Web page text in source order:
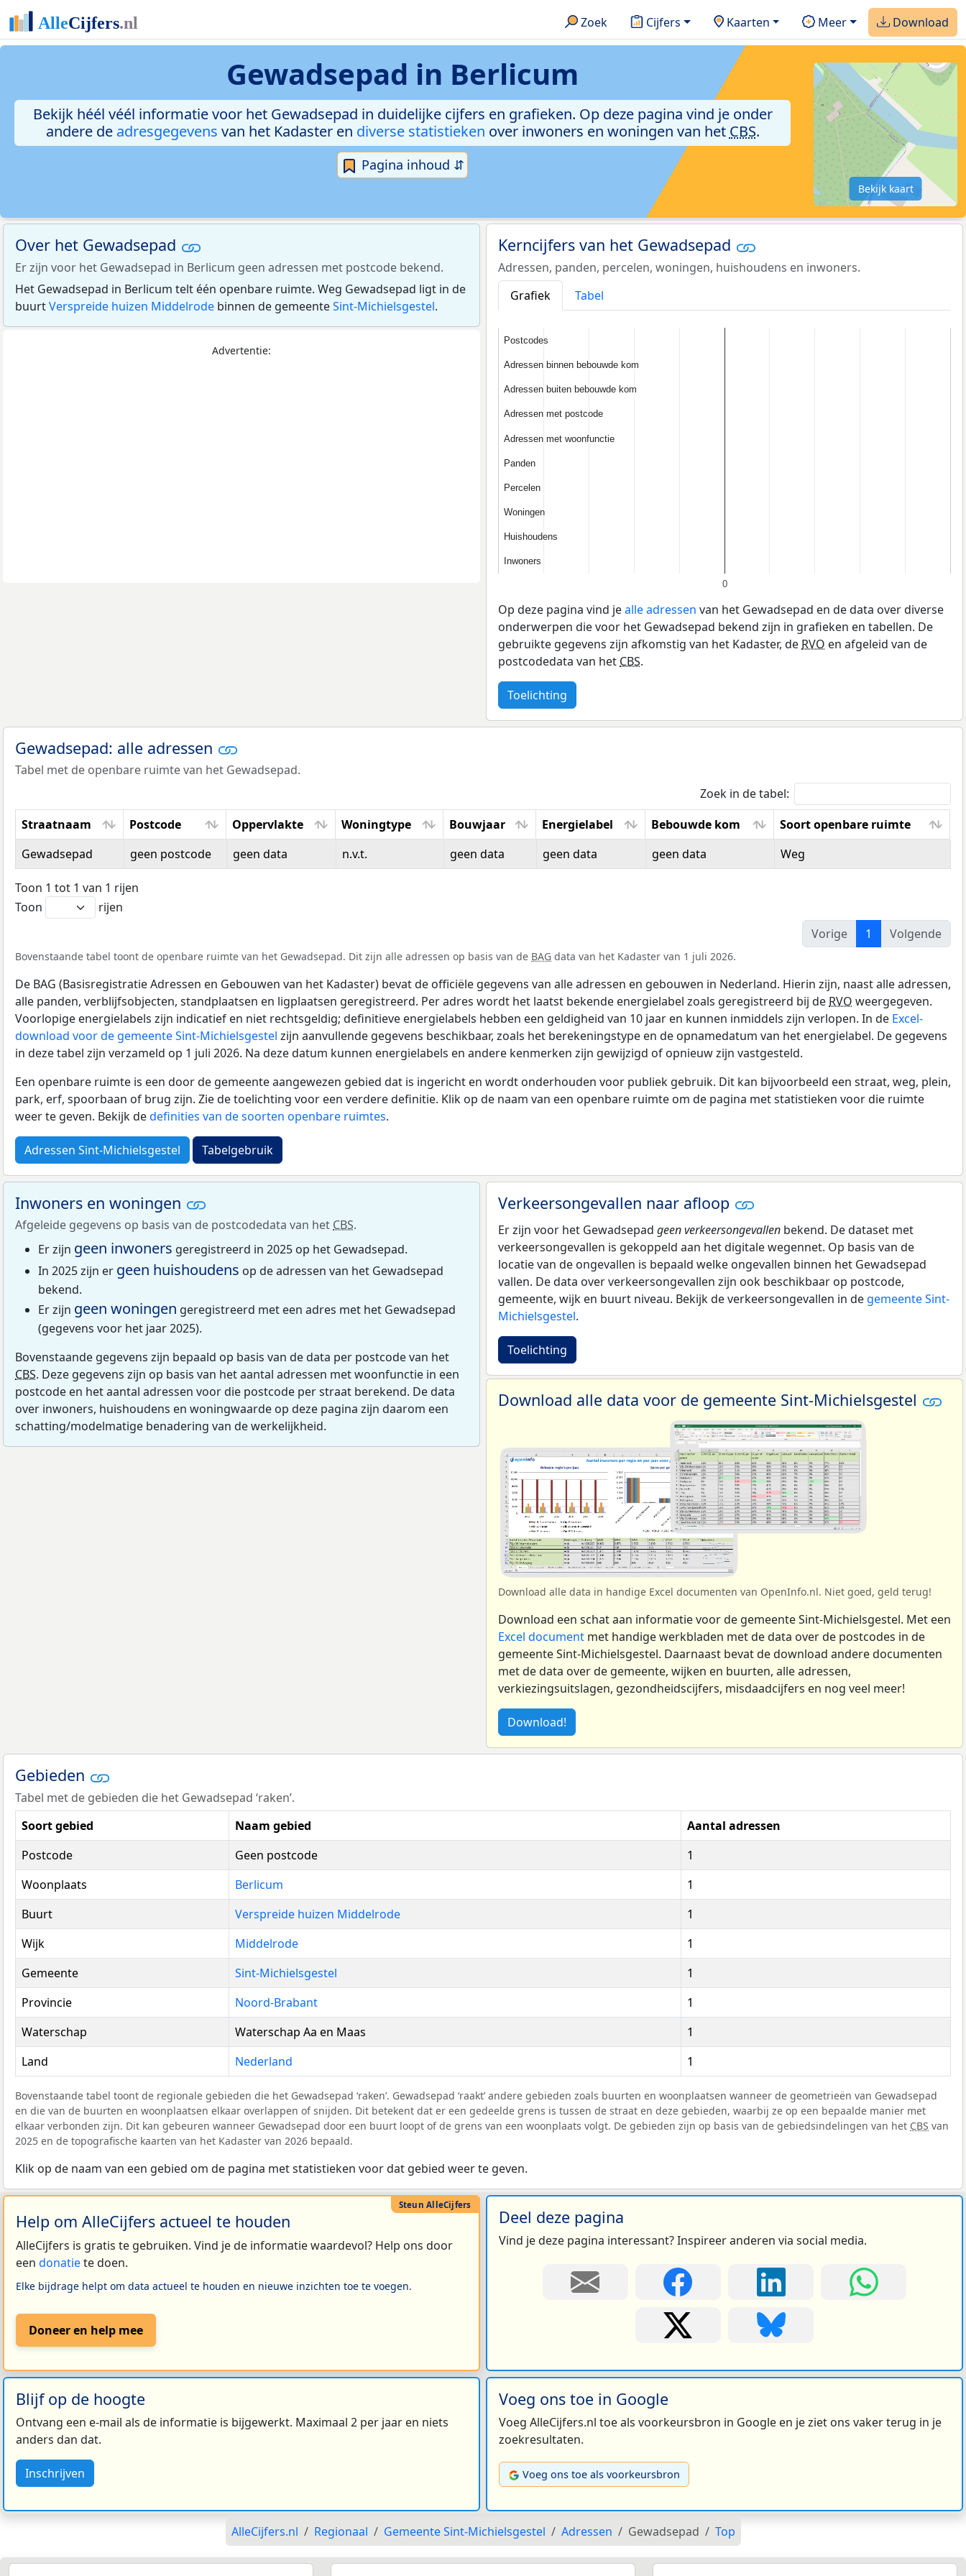
Zoek Cijfers Kaarten Meer Download
Gewadsepad in Berlicum
Bekijk héél véél informatie voor het Gewadsepad in duidelijke cijfers en grafieken. Op deze pagina vind je onder
andere de adresgegevens van het Kadaster en diverse statistieken over inwoners en woningen van het CBS.
Pagina inhoud ⇵
Bekijk kaart
Over het Gewadsepad
Er zijn voor het Gewadsepad in Berlicum geen adressen met postcode bekend.
Het Gewadsepad in Berlicum telt één openbare ruimte. Weg Gewadsepad ligt in de
buurtVerspreide huizen Middelrode binnen de gemeenteSint-Michielsgestel.
Advertentie:
Kerncijfers van het Gewadsepad
Adressen, panden, percelen, woningen, huishoudens en inwoners.
Grafiek
Tabel
0
Postcodes
Postcodes
Adressen binnen bebouwde kom
Adressen binnen bebouwde kom
Adressen buiten bebouwde kom
Adressen buiten bebouwde kom
Adressen met postcode
Adressen met postcode
Adressen met woonfunctie
Adressen met woonfunctie
Panden
Panden
Percelen
Percelen
Woningen
Woningen
Huishoudens
Huishoudens
Inwoners
Inwoners
Op deze pagina vind jealle adressen van het Gewadsepad en de data over diverse
onderwerpen die voor het Gewadsepad bekend zijn in grafieken en tabellen. De
gebruikte gegevens zijn afkomstig van het Kadaster, de RVO en afgeleid van de
postcodedata van het CBS.
Toelichting
Gewadsepad: alle adressen
Tabel met de openbare ruimte van het Gewadsepad.
Zoek in de tabel:
Straatnaam
Postcode Oppervlakte Woningtype Bouwjaar Energielabel Bebouwde kom
Soort openbare ruimte
Straatnaam
Postcode Oppervlakte Woningtype Bouwjaar Energielabel Bebouwde kom Soort openbare ruimte
Gewadsepad geen postcode geen data n.v.t. geen data geen data geen data Weg
Toon 1 tot 1 van 1 rijen
Toon
rijen
Vorige
1 Volgende
Bovenstaande tabel toont de openbare ruimte van het Gewadsepad. Dit zijn alle adressen op basis van de BAG data van het Kadaster van 1 juli 2026.
De BAG (Basisregistratie Adressen en Gebouwen van het Kadaster) bevat de officiële gegevens van alle adressen en gebouwen in Nederland. Hierin zijn, naast alle adressen,
alle panden, verblijfsobjecten, standplaatsen en ligplaatsen geregistreerd. Per adres wordt het laatst bekende energielabel zoals geregistreerd bij de RVO weergegeven.
Voorlopige energielabels zijn indicatief en niet rechtsgeldig; definitieve energielabels hebben een geldigheid van 10 jaar en kunnen inmiddels zijn verlopen. In de Excel-
download voor de gemeente Sint-Michielsgestel zijn aanvullende gegevens beschikbaar, zoals het berekeningstype en de opnamedatum van het energielabel. De gegevens
in deze tabel zijn verzameld op 1 juli 2026. Na deze datum kunnen energielabels en andere kenmerken zijn gewijzigd of opnieuw zijn vastgesteld.
Een openbare ruimte is een door de gemeente aangewezen gebied dat is ingericht en wordt onderhouden voor publiek gebruik. Dit kan bijvoorbeeld een straat, weg, plein,
park, erf, spoorbaan of brug zijn. Zie de toelichting voor een verdere definitie. Klik op de naam van een openbare ruimte om de pagina met statistieken voor die ruimte
weer te geven. Bekijk dedefinities van de soorten openbare ruimtes.
Adressen Sint-Michielsgestel Tabelgebruik
Inwoners en woningen
Afgeleide gegevens op basis van de postcodedata van het CBS.
Er zijn geen inwoners geregistreerd in 2025 op het Gewadsepad.
In 2025 zijn er geen huishoudens op de adressen van het Gewadsepad
bekend.
Er zijn geen woningen geregistreerd met een adres met het Gewadsepad
(gegevens voor het jaar 2025).
Bovenstaande gegevens zijn bepaald op basis van de data per postcode van het
CBS. Deze gegevens zijn op basis van het aantal adressen met woonfunctie in een
postcode en het aantal adressen voor die postcode per straat berekend. De data
over inwoners, huishoudens en woningwaarde op deze pagina zijn daarom een
schatting/modelmatige benadering van de werkelijkheid.
Verkeersongevallen naar afloop
Er zijn voor het Gewadsepad geen verkeersongevallen bekend. De dataset met
verkeersongevallen is gekoppeld aan het digitale wegennet. Op basis van de
locatie van de ongevallen is bepaald welke ongevallen binnen het Gewadsepad
vallen. De data over verkeersongevallen zijn ook beschikbaar op postcode,
gemeente, wijk en buurt niveau. Bekijk de verkeersongevallen in de gemeente Sint-
Michielsgestel.
Toelichting
Download alle data voor de gemeente Sint-Michielsgestel
Download alle data in handige Excel documenten van OpenInfo.nl. Niet goed, geld terug!
Download een schat aan informatie voor de gemeente Sint-Michielsgestel. Met een
Excel document met handige werkbladen met de data over de postcodes in de
gemeente Sint-Michielsgestel. Daarnaast bevat de download andere documenten
met de data over de gemeente, wijken en buurten, alle adressen,
verkiezingsuitslagen, gezondheidscijfers, misdaadcijfers en nog veel meer!
Download!
Gebieden
Tabel met de gebieden die het Gewadsepad ‘raken’.
Soort gebied
Naam gebied
Aantal adressen
Postcode
Geen postcode
1
Woonplaats
Berlicum
1
Buurt
Verspreide huizen Middelrode
1
Wijk
Middelrode
1
Gemeente
Sint-Michielsgestel
1
Provincie
Noord-Brabant
1
Waterschap
Waterschap Aa en Maas
1
Land
Nederland 1
Bovenstaande tabel toont de regionale gebieden die het Gewadsepad ‘raken’. Gewadsepad ‘raakt’ andere gebieden zoals buurten en woonplaatsen wanneer de geometrieën van Gewadsepad
en die van de buurten en woonplaatsen elkaar overlappen of snijden. Dit betekent dat er een gedeelde grens is tussen de straat en deze gebieden, waarbij ze op een bepaalde manier met
elkaar verbonden zijn. Dit kan gebeuren wanneer Gewadsepad door een buurt loopt of de grens van een woonplaats volgt. De gebieden zijn op basis van de gebiedsindelingen van het CBS van
2025 en de topografische kaarten van het Kadaster van 2026 bepaald.
Klik op de naam van een gebied om de pagina met statistieken voor dat gebied weer te geven.
Help om AlleCijfers actueel te houden
AlleCijfers is gratis te gebruiken. Vind je de informatie waardevol? Help ons door
een donatiete doen.
Elke bijdrage helpt om data actueel te houden en nieuwe inzichten toe te voegen.
Doneer en help mee
Deel deze pagina
Vind je deze pagina interessant? Inspireer anderen via social media.
Blijf op de hoogte
Ontvang een e-mail als de informatie is bijgewerkt. Maximaal 2 per jaar en niets
anders dan dat.
Inschrijven
Voeg ons toe in Google
Voeg AlleCijfers.nl toe als voorkeursbron in Google en je ziet ons vaker terug in je
zoekresultaten.
Voeg ons toe als voorkeursbron
AlleCijfers.nl Regionaal Gemeente Sint-Michielsgestel Adressen Gewadsepad Top